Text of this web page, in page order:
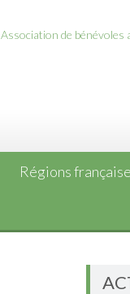
Association de bénévoles
Régions